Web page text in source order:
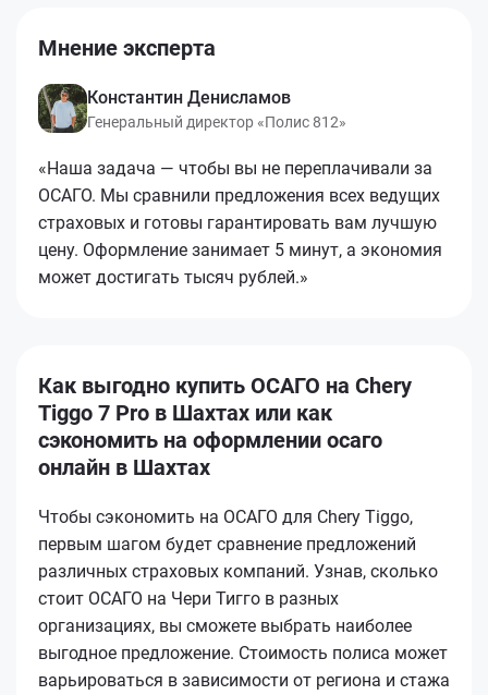
Мнение эксперта
Константин Денисламов
Генеральный директор «Полис 812»
«Наша задача — чтобы вы не переплачивали за
ОСАГО. Мы сравнили предложения всех ведущих
страховых и готовы гарантировать вам лучшую
цену. Оформление занимает 5 минут, а экономия
может достигать тысяч рублей.»
Как выгодно купить ОСАГО на Chery
Tiggo 7 Pro в Шахтах или как
сэкономить на оформлении осаго
онлайн в Шахтах
Чтобы сэкономить на ОСАГО для Chery Tiggo,
первым шагом будет сравнение предложений
различных страховых компаний. Узнав, сколько
стоит ОСАГО на Чери Тигго в разных
организациях, вы сможете выбрать наиболее
выгодное предложение. Стоимость полиса может
варьироваться в зависимости от региона и стажа